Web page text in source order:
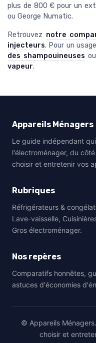
plus de 800 € pour un
ou George Numatic.
Retrouvez notre
injecteurs. Pour un
des shampouineuses ou
vapeur.
Appareils Ménagers
Le guide indépendant
l'électroménager, du
choisir et entretenir vos
Rubriques
Réfrigérateurs &
Lave-vaisselle,
Gros électroménager.
Nos repères
Comparatifs honnêtes,
astuces d'économies
© Appareils
choisir et